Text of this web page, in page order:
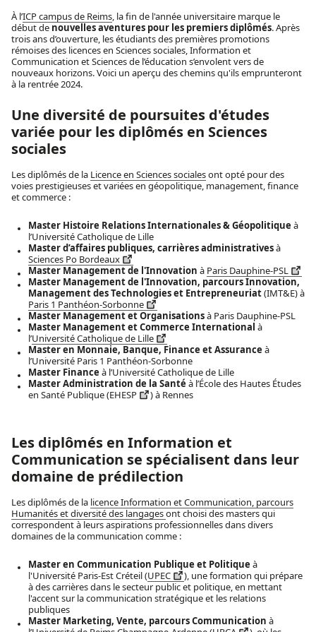
À l’ICP campus de Reims, la fin de l'année universitaire marque le
début de nouvelles aventures pour les premiers diplômés. Après
trois ans d’ouverture, les étudiants des premières promotions
rémoises des licences en Sciences sociales, Information et
Communication et Sciences de l’éducation s’envolent vers de
nouveaux horizons. Voici un aperçu des chemins qu'ils emprunteront
à la rentrée 2024.
Une diversité de poursuites d'études
variée pour les diplômés en Sciences
sociales
Les diplômés de la Licence en Sciences socialesont opté pour des
voies prestigieuses et variées en géopolitique, management, finance
et commerce :
Master Histoire Relations Internationales & Géopolitique à
l’Université Catholique de Lille
Master d’affaires publiques, carrières administrativesà
Sciences Po Bordeaux
Master Management de l'Innovation à Paris Dauphine-PSL
Master Management de l'Innovation, parcours Innovation,
Management des Technologies et Entrepreneuriat(IMT&E) à
Paris 1 Panthéon-Sorbonne
Master Management et Organisationsà Paris Dauphine-PSL
Master Management et Commerce International à
l’Université Catholique de Lille
Master en Monnaie, Banque, Finance et Assurance à
l’Université Paris 1 Panthéon-Sorbonne
Master Finance à l’Université Catholique de Lille
Master Administration de la Santé à l’École des Hautes Études
en Santé Publique (EHESP ) à Rennes
Les diplômés en Information et
Communication se spécialisent dans leur
domaine de prédilection
Les diplômés de la licence Information et Communication, parcours
Humanités et diversité des langagesont choisi des masters qui
correspondent à leurs aspirations professionnelles dans divers
domaines de la communication comme :
Master en Communication Publique et Politique à
l'Université Paris-Est Créteil (UPEC
), une formation qui prépare
à des carrières dans le secteur public et politique, en mettant
l'accent sur la communication stratégique et les relations
publiques
Master Marketing, Vente, parcours Communication à